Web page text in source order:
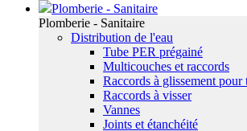
Plomberie - Sanitaire
Plomberie - Sanitaire
Distribution de l'eau
Tube PER prégainé
Multicouches et raccords
Raccords à glissement pour
Raccords à visser
Vannes
Joints et étanchéité